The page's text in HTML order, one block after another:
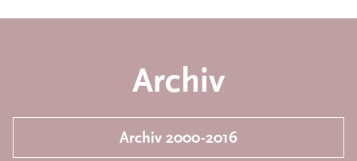
Archiv
Archiv 2000-2016